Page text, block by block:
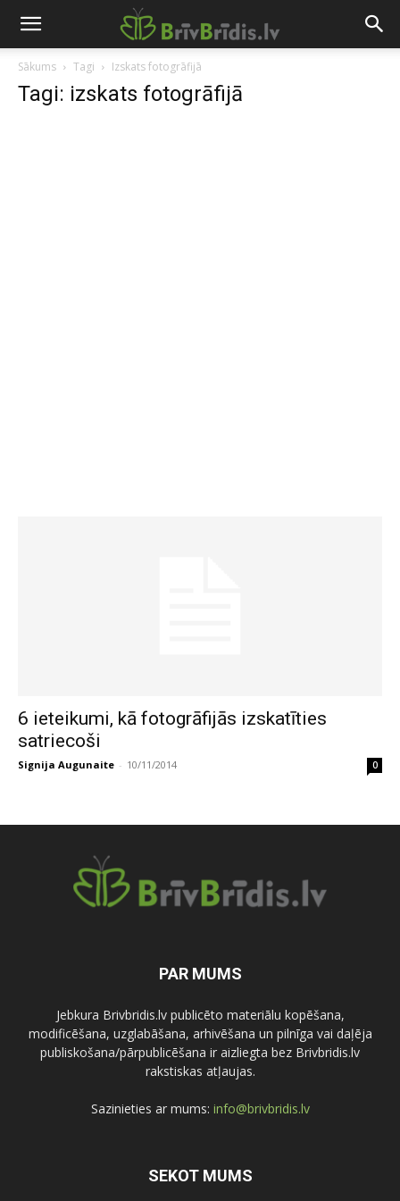
Sākums Tagi Izskats fotogrāfijā
Tagi: izskats fotogrāfijā
6 ieteikumi, kā fotogrāfijās izskatīties
satriecoši
Signija Augunaite - 10/11/2014 0
PAR MUMS
Jebkura Brivbridis.lv publicēto materiālu kopēšana,
modificēšana, uzglabāšana, arhivēšana un pilnīga vai daļēja
publiskošana/pārpublicēšana ir aizliegta bez Brivbridis.lv
rakstiskas atļaujas.
Sazinieties ar mums: info@brivbridis.lv
SEKOT MUMS